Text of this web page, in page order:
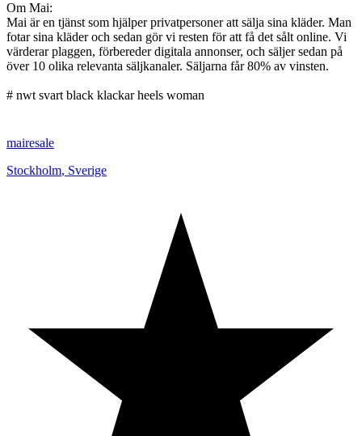
Om Mai:
Mai är en tjänst som hjälper privatpersoner att sälja sina kläder. Man
fotar sina kläder och sedan gör vi resten för att få det sålt online. Vi
värderar plaggen, förbereder digitala annonser, och säljer sedan på
över 10 olika relevanta säljkanaler. Säljarna får 80% av vinsten.
# nwt svart black klackar heels woman
mairesale
Stockholm, Sverige